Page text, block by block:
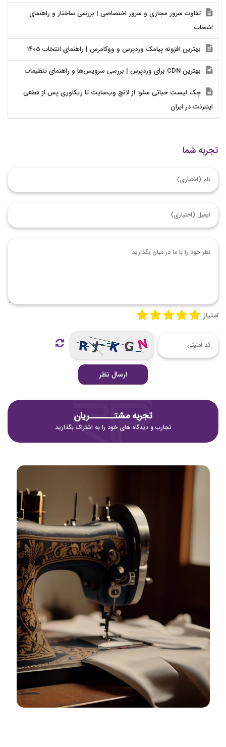
تفاوت سرور مجازی و سرور اختصاصی | بررسی ساختار و راهنمای
انتخاب
بهترین افزونه پیامک وردپرس و ووکامرس | راهنمای انتخاب 1405
بهترین CDN برای وردپرس | بررسی سرویس‌ها و راهنمای تنظیمات
چک لیست حیاتی سئو: از لانچ وب‌سایت تا ریکاوری پس از قطعی
اینترنت در ایران
تجربه شما
امتیاز
ارسال نظر
تجربه مشتـــــــریان
تجارب و دیدگاه های خود را به اشتراک بگذارید